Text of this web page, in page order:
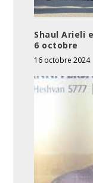
Shaul Arieli
6 octobre
16 octobre 2024